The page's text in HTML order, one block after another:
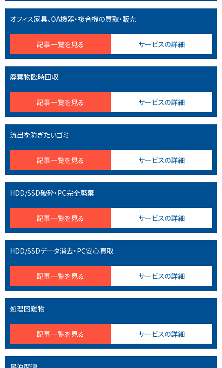
オフィス家具、OA機器・複合機の買取・販売
記事一覧を見る サービスの詳細
廃棄物臨時回収
記事一覧を見る サービスの詳細
流出を防ぎたいゴミ
記事一覧を見る サービスの詳細
HDD/SSD破砕・PC完全廃棄
記事一覧を見る サービスの詳細
HDD/SSDデータ消去・PC安心買取
記事一覧を見る サービスの詳細
処理困難物
記事一覧を見る サービスの詳細